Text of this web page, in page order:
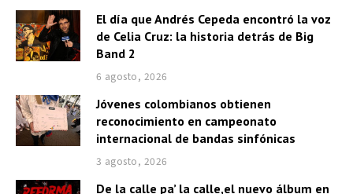
El día que Andrés Cepeda encontró la voz
de Celia Cruz: la historia detrás de Big
Band 2
6 agosto, 2026
Jóvenes colombianos obtienen
reconocimiento en campeonato
internacional de bandas sinfónicas
3 agosto, 2026
De la calle pa’ la calle,el nuevo álbum en